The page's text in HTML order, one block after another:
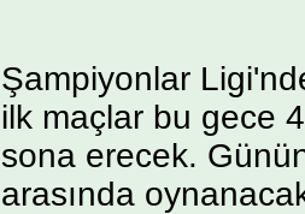
Şampiyonlar
ilk maçlar bu gece
sona erecek.
arasında